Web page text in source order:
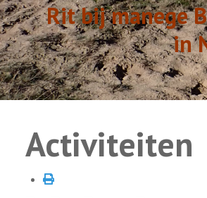
Rit bij manege
in
Activiteiten